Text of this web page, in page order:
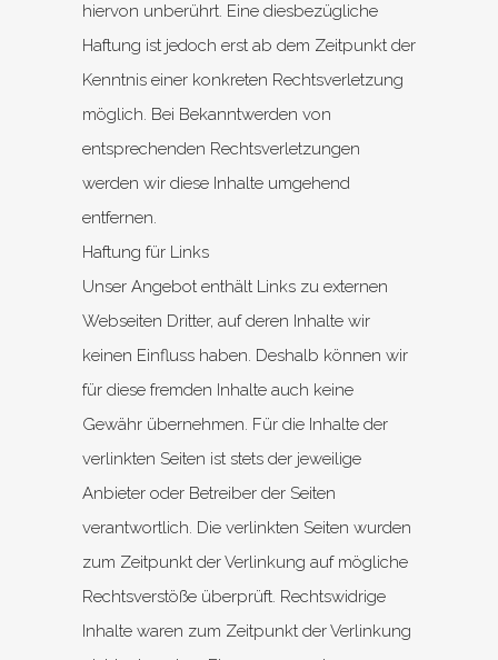
hiervon unberührt. Eine diesbezügliche
Haftung ist jedoch erst ab dem Zeitpunkt der
Kenntnis einer konkreten Rechtsverletzung
möglich. Bei Bekanntwerden von
entsprechenden Rechtsverletzungen
werden wir diese Inhalte umgehend
entfernen.
Haftung für Links
Unser Angebot enthält Links zu externen
Webseiten Dritter, auf deren Inhalte wir
keinen Einfluss haben. Deshalb können wir
für diese fremden Inhalte auch keine
Gewähr übernehmen. Für die Inhalte der
verlinkten Seiten ist stets der jeweilige
Anbieter oder Betreiber der Seiten
verantwortlich. Die verlinkten Seiten wurden
zum Zeitpunkt der Verlinkung auf mögliche
Rechtsverstöße überprüft. Rechtswidrige
Inhalte waren zum Zeitpunkt der Verlinkung